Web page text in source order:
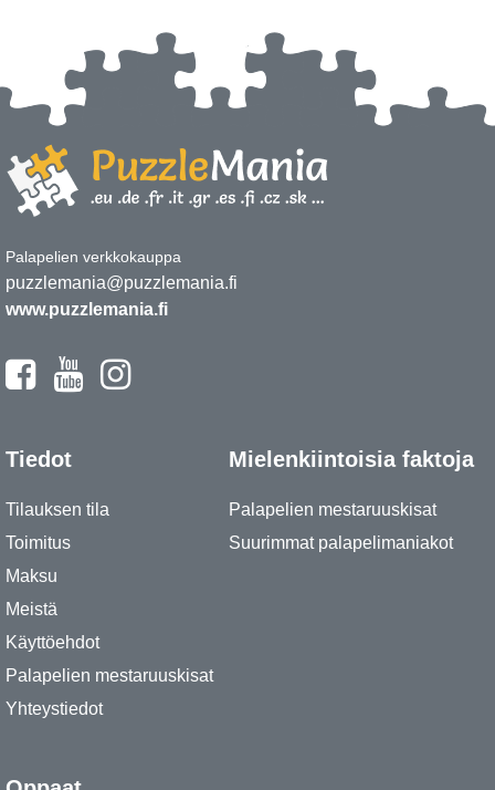
Palapelien verkkokauppa
puzzlemania@puzzlemania.fi
www.puzzlemania.fi
Tiedot
Tilauksen tila
Toimitus
Maksu
Meistä
Käyttöehdot
Palapelien mestaruuskisat
Yhteystiedot
Mielenkiintoisia faktoja
Palapelien mestaruuskisat
Suurimmat palapelimaniakot